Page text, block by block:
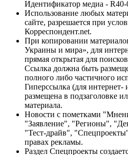
Идентификатор медиа - R40-
Использование любых
сайте, разрешается при
Корреспондент.net.
При копировании
Украины и мира», для
прямая открытая для
Ссылка должна быть
полного либо частичного
Гиперссылка (для
размещена в подзаголовке
материала.
Новости с пометками
"Заявление", "Регионы",
"Тест-драйв",
правах рекламы.
Раздел Спецпроекты